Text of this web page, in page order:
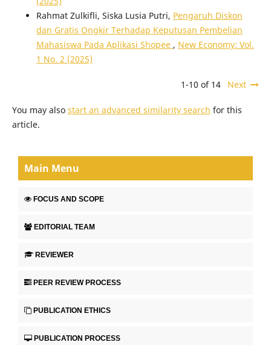
Rahmat Zulkifli, Siska Lusia Putri, Pengaruh Diskon
dan Gratis Ongkir Terhadap Keputusan Pembelian
Mahasiswa Pada Aplikasi Shopee , New Economy: Vol.
1 No. 2 (2025)
1-10 of 14 Next
You may also start an advanced similarity search for this
article.
Main Menu
FOCUS AND SCOPE
EDITORIAL TEAM
REVIEWER
PEER REVIEW PROCESS
PUBLICATION ETHICS
PUBLICATION PROCESS